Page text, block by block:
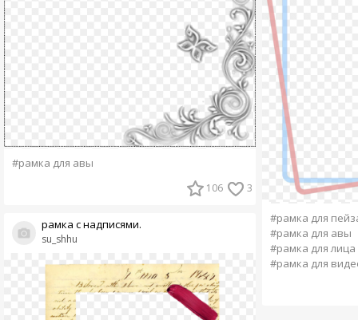
#рамка для авы
106 3
su_shhu
рамка с надписями.
#рамка для
#рамка для авы
#рамка для лица
#рамка для